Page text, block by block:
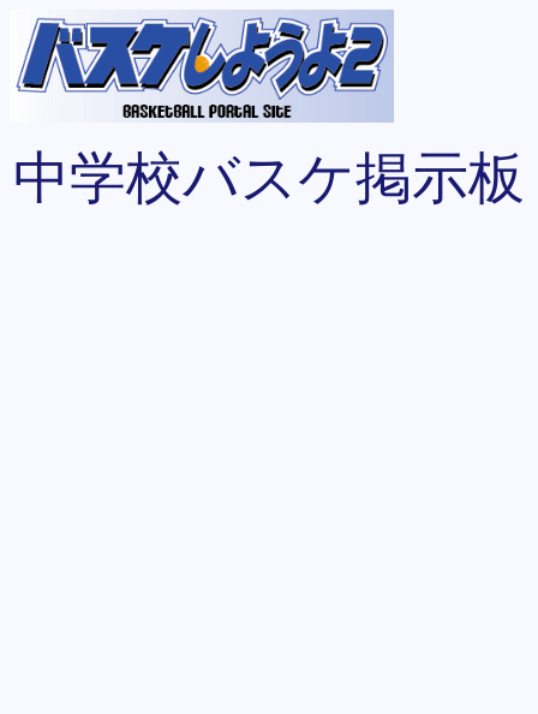
中学校バスケ掲示板